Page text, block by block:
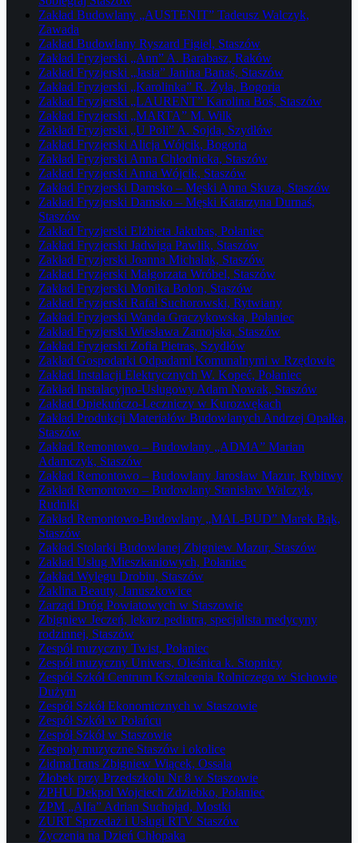
Zakład Budowlany „AUSTENIT” Tadeusz Walczyk,
Zawada
Zakład Budowlany Ryszard Figiel, Staszów
Zakład Fryzjerski „Ann” A. Barabasz, Raków
Zakład Fryzjerski „Jasia” Janina Banaś, Staszów
Zakład Fryzjerski „Karolinka” R. Żyła, Bogoria
Zakład Fryzjerski „LAURENT” Karolina Boś, Staszów
Zakład Fryzjerski „MARTA” M. Wilk
Zakład Fryzjerski „U Poli” A. Sojda, Szydłów
Zakład Fryzjerski Alicja Wójcik, Bogoria
Zakład Fryzjerski Anna Chłodnicka, Staszów
Zakład Fryzjerski Anna Wójcik, Staszów
Zakład Fryzjerski Damsko – Męski Anna Skuza, Staszów
Zakład Fryzjerski Damsko – Męski Katarzyna Durnaś,
Staszów
Zakład Fryzjerski Elżbieta Jakubas, Połaniec
Zakład Fryzjerski Jadwiga Pawlik, Staszów
Zakład Fryzjerski Joanna Michalak, Staszów
Zakład Fryzjerski Małgorzata Wróbel, Staszów
Zakład Fryzjerski Monika Bolon, Staszów
Zakład Fryzjerski Rafał Suchorowski, Rytwiany
Zakład Fryzjerski Wanda Graczykowska, Połaniec
Zakład Fryzjerski Wiesława Zamojska, Staszów
Zakład Fryzjerski Zofia Pietras, Szydłów
Zakład Gospodarki Odpadami Komunalnymi w Rzędowie
Zakład Instalacji Elektrycznych W. Kopeć, Połaniec
Zakład Instalacyjno-Usługowy Adam Nowak, Staszów
Zakład Opiekuńczo-Leczniczy w Kurozwękach
Zakład Produkcji Materiałów Budowlanych Andrzej Opałka,
Staszów
Zakład Remontowo – Budowlany „ADMA” Marian
Adamczyk, Staszów
Zakład Remontowo – Budowlany Jarosław Mazur, Rybitwy
Zakład Remontowo – Budowlany Stanisław Walczyk,
Rudniki
Zakład Remontowo-Budowlany „MAL-BUD” Marek Bąk,
Staszów
Zakład Stolarki Budowlanej Zbigniew Mazur, Staszów
Zakład Usług Mieszkaniowych, Połaniec
Zakład Wylęgu Drobiu, Staszów
Żaklina Beauty, Januszkowice
Zarząd Dróg Powiatowych w Staszowie
Zbigniew Jeczeń, lekarz pediatra, specjalista medycyny
rodzinnej, Staszów
Zespół muzyczny Twist, Połaniec
Zespół muzyczny Univers, Oleśnica k. Stopnicy
Zespół Szkół Centrum Kształcenia Rolniczego w Sichowie
Dużym
Zespół Szkół Ekonomicznych w Staszowie
Zespół Szkół w Połańcu
Zespół Szkół w Staszowie
Zespoły muzyczne Staszów i okolice
ZidmaTrans Zbigniew Wiącek, Ossala
Żłobek przy Przedszkolu Nr 8 w Staszowie
ZPHU Dekpol Wojciech Zdziebko, Połaniec
ZPM „Alfa” Adrian Suchojad, Mostki
ZURT Sprzedaż i Usługi RTV Staszów
Życzenia na Dzień Chłopaka